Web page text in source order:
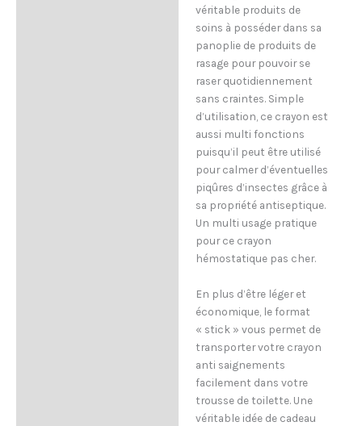
véritable produits de
soins à posséder dans sa
panoplie de produits de
rasage pour pouvoir se
raser quotidiennement
sans craintes. Simple
d’utilisation, ce crayon est
aussi multi fonctions
puisqu’il peut être utilisé
pour calmer d’éventuelles
piqûres d’insectes grâce à
sa propriété antiseptique.
Un multi usage pratique
pour ce crayon
hémostatique pas cher.
En plus d’être léger et
économique, le format
« stick » vous permet de
transporter votre crayon
anti saignements
facilement dans votre
trousse de toilette. Une
véritable idée de cadeau